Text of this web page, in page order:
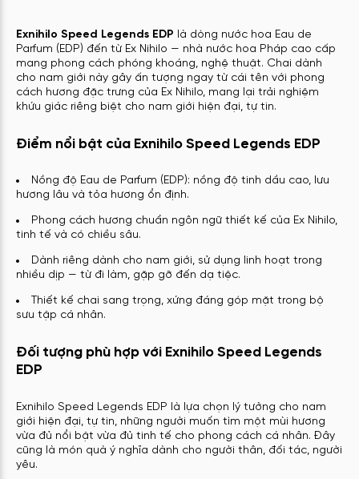
Exnihilo Speed Legends EDP là dòng nước hoa Eau de
Parfum (EDP) đến từ Ex Nihilo — nhà nước hoa Pháp cao cấp
mang phong cách phóng khoáng, nghệ thuật. Chai dành
cho nam giới này gây ấn tượng ngay từ cái tên với phong
cách hương đặc trưng của Ex Nihilo, mang lại trải nghiệm
khứu giác riêng biệt cho nam giới hiện đại, tự tin.
Điểm nổi bật của Exnihilo Speed Legends EDP
Nồng độ Eau de Parfum (EDP): nồng độ tinh dầu cao, lưu
hương lâu và tỏa hương ổn định.
Phong cách hương chuẩn ngôn ngữ thiết kế của Ex Nihilo,
tinh tế và có chiều sâu.
Dành riêng dành cho nam giới, sử dụng linh hoạt trong
nhiều dịp — từ đi làm, gặp gỡ đến dạ tiệc.
Thiết kế chai sang trọng, xứng đáng góp mặt trong bộ
sưu tập cá nhân.
Đối tượng phù hợp với Exnihilo Speed Legends
EDP
Exnihilo Speed Legends EDP là lựa chọn lý tưởng cho nam
giới hiện đại, tự tin, những người muốn tìm một mùi hương
vừa đủ nổi bật vừa đủ tinh tế cho phong cách cá nhân. Đây
cũng là món quà ý nghĩa dành cho người thân, đối tác, người
yêu.